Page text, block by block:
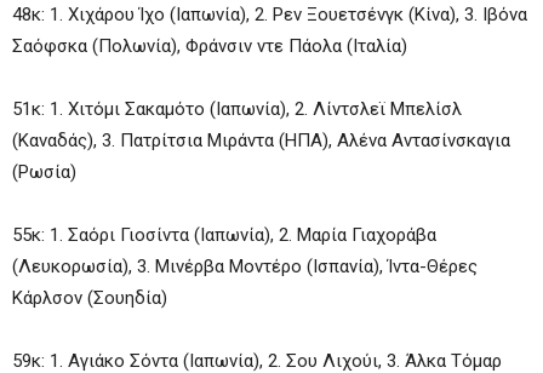
48κ: 1. Χιχάρου Ίχο (Ιαπωνία), 2. Ρεν Ξουετσένγκ (Κίνα), 3. Ιβόνα
Σαόφσκα (Πολωνία), Φράνσιν ντε Πάολα (Ιταλία)
51κ: 1. Χιτόμι Σακαμότο (Ιαπωνία), 2. Λίντσλεϊ Μπελίσλ
(Καναδάς), 3. Πατρίτσια Μιράντα (ΗΠΑ), Αλένα Αντασίνσκαγια
(Ρωσία)
55κ: 1. Σαόρι Γιοσίντα (Ιαπωνία), 2. Μαρία Γιαχοράβα
(Λευκορωσία), 3. Μινέρβα Μοντέρο (Ισπανία), Ίντα-Θέρες
Κάρλσον (Σουηδία)
59κ: 1. Αγιάκο Σόντα (Ιαπωνία), 2. Σου Λιχούι, 3. Άλκα Τόμαρ